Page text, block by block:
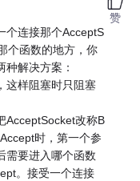
个连接那个AcceptS
个函数的地方，你
解决方案：
这样阻塞时只阻塞
AcceptSocket改称B
时，第一个参
需要进入哪个函数
。接受一个连接
赞